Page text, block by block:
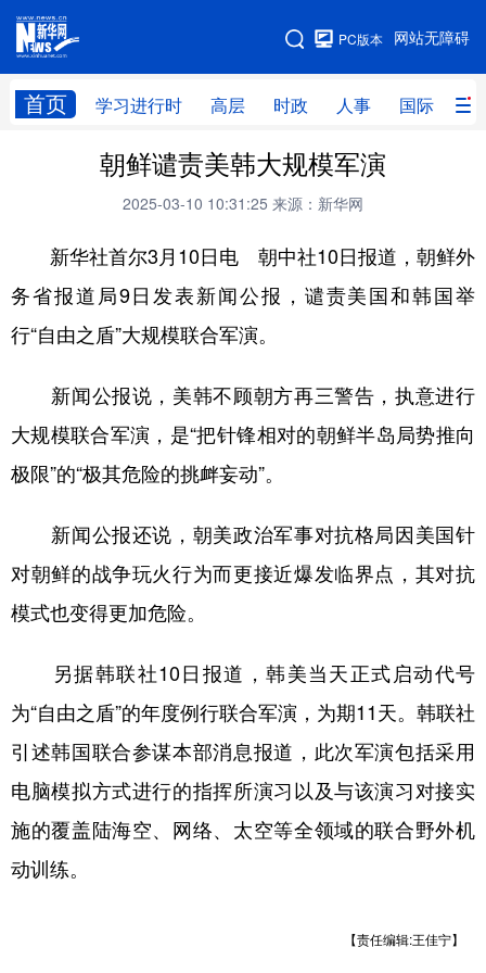
网站无障碍
PC版本
首页 学习进行时 高层 时政 人事 国际 财
网站地图
学习进行时 高层 时政
财经 网评
台湾 思客智库 全球连线 教育
科技 科创 量子 体育
文化 书画
访谈 视频 图片 政务
法律 中央文件 金融 汽车
食品 人居
学术中国 乡村振兴 银龄 溯源中国
城市 旅游 能源 会展
彩票 娱乐
公益 一带一路 亚太网 上市公司
文化产业
地方频道
北京 天津 河北 山西
江西
朝鲜谴责美韩大规模军演
2025-03-10 10:31:25 来源：新华网
新华社首尔3月10日电 朝中社10日报道，朝鲜外
务省报道局9日发表新闻公报，谴责美国和韩国举
行“自由之盾”大规模联合军演。
新闻公报说，美韩不顾朝方再三警告，执意进行
大规模联合军演，是“把针锋相对的朝鲜半岛局势推向
极限”的“极其危险的挑衅妄动”。
新闻公报还说，朝美政治军事对抗格局因美国针
对朝鲜的战争玩火行为而更接近爆发临界点，其对抗
模式也变得更加危险。
另据韩联社10日报道，韩美当天正式启动代号
为“自由之盾”的年度例行联合军演，为期11天。韩联社
引述韩国联合参谋本部消息报道，此次军演包括采用
电脑模拟方式进行的指挥所演习以及与该演习对接实
施的覆盖陆海空、网络、太空等全领域的联合野外机
动训练。
【责任编辑:王佳宁】